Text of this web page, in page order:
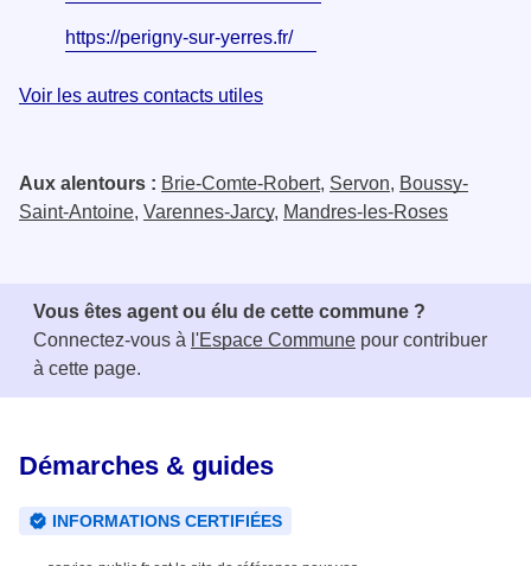
https://perigny-sur-yerres.fr/
Voir les autres contacts utiles
Aux alentours : Brie-Comte-Robert, Servon, Boussy-
Saint-Antoine, Varennes-Jarcy, Mandres-les-Roses
Vous êtes agent ou élu de cette commune ?
Connectez-vous à l'Espace Commune pour contribuer
à cette page.
Démarches & guides
INFORMATIONS CERTIFIÉES